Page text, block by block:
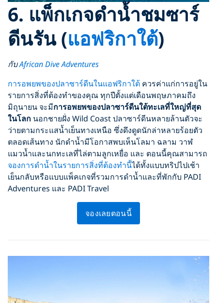
6. แพ็กเกจดำน้ำชมซาร์
ดีนรัน(แอฟริกาใต้)
กับAfrican Dive Adventures
การอพยพของปลาซาร์ดีนในแอฟริกาใต้ ควรค่าแก่การอยู่ใน
รายการสิ่งที่ต้องทำของคุณ ทุกปีตั้งแต่เดือนพฤษภาคมถึง
มิถุนายน จะมีการอพยพของปลาซาร์ดีนใต้ทะเลที่ใหญ่ที่สุด
ในโลก นอกชายฝั่ง Wild Coast ปลาซาร์ดีนหลายล้านตัวจะ
ว่ายตามกระแสน้ำเย็นทางเหนือ ซึ่งดึงดูดนักล่าหลายร้อยตัว
ตลอดเส้นทาง นักดำน้ำมีโอกาสพบเห็นโลมา ฉลาม วาฬ
แมวน้ำและนกทะเลที่ไล่ตามลูกเหยื่อ และ ตอนนี้คุณสามารถ
จองการดำน้ำในรายการสิ่งที่ต้องทำนี้ได้ทั้งแบบทริปไปเช้า
เย็นกลับหรือแบบแพ็คเกจที่รวมการดำน้ำและที่พักกับ PADI
Adventures และ PADI Travel
จองเลยตอนนี้